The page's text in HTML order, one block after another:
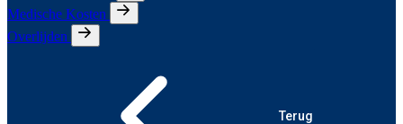
Medische Kosten
Overlijden
Terug